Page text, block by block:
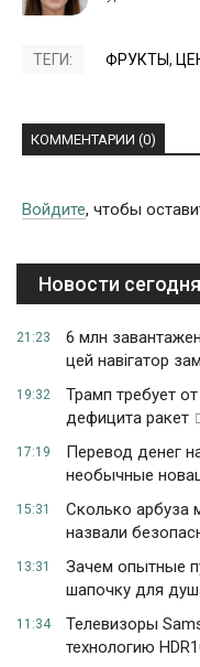
ТЕГИ: ФРУКТЫ,
КОММЕНТАРИИ (0)
Войдите, чтобы
Новости сегодня
21:23
6 млн
цей навігатор
19:32
Трамп требует
дефицита ракет
17:19
Перевод денег
необычные
15:31
Сколько арбуза
назвали
13:31
Зачем опытные
шапочку для
11:34
Телевизоры
технологию